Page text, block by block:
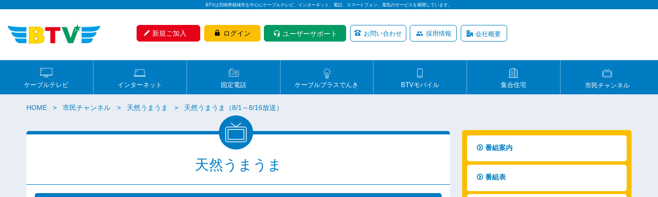
BTVは宮崎県都城市を中心にケーブルテレビ、インターネット、電話、スマートフォン、電気のサービスを展開しています。
新規ご加入 ログイン ユーザーサポート お問い合わせ 採用情報 会社概要
ケーブルテレビ インターネット 固定電話 ケーブルプラスでんき BTVモバイル 集合住宅 市民チャンネル
HOME 市民チャンネル 天然うまうま 天然うまうま（8/1～8/16放送）
天然うまうま
番組案内
番組表